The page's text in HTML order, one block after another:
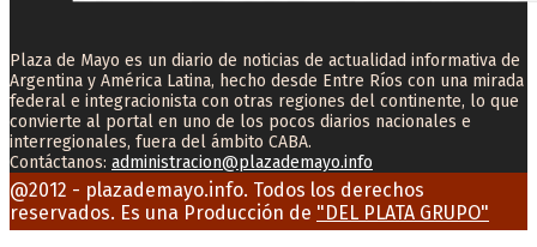
Plaza de Mayo es un diario de noticias de actualidad informativa de
Argentina y América Latina, hecho desde Entre Ríos con una mirada
federal e integracionista con otras regiones del continente, lo que
convierte al portal en uno de los pocos diarios nacionales e
interregionales, fuera del ámbito CABA.
Contáctanos: administracion@plazademayo.info
Facebook
Twitter
Instagram
Youtube
Email
@2012 - plazademayo.info. Todos los derechos
reservados. Es una Producción de "DEL PLATA GRUPO"